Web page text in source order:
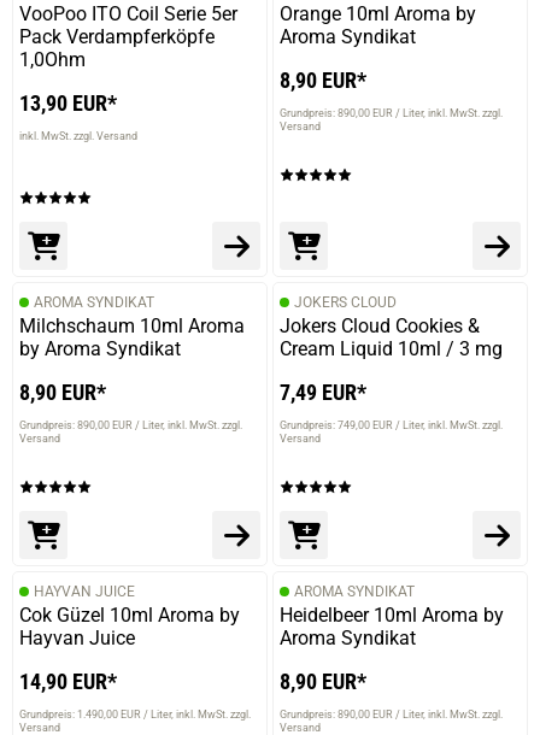
prev next
VooPoo ITO Coil Serie 5er
Pack Verdampferköpfe
1,0Ohm
13,90 EUR*
inkl. MwSt. zzgl. Versand
Orange 10ml Aroma by
Aroma Syndikat
8,90 EUR*
Grundpreis: 890,00 EUR / Liter inkl. MwSt. zzgl.
Versand
AROMA SYNDIKAT
Milchschaum 10ml Aroma
by Aroma Syndikat
8,90 EUR*
Grundpreis: 890,00 EUR / Liter inkl. MwSt. zzgl.
Versand
JOKERS CLOUD
Jokers Cloud Cookies &
Cream Liquid 10ml / 3 mg
7,49 EUR*
Grundpreis: 749,00 EUR / Liter inkl. MwSt. zzgl.
Versand
HAYVAN JUICE
Cok Güzel 10ml Aroma by
Hayvan Juice
14,90 EUR*
Grundpreis: 1.490,00 EUR / Liter inkl. MwSt. zzgl.
Versand
AROMA SYNDIKAT
Heidelbeer 10ml Aroma by
Aroma Syndikat
8,90 EUR*
Grundpreis: 890,00 EUR / Liter inkl. MwSt. zzgl.
Versand